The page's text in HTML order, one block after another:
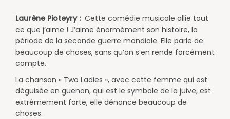
Laurène Pioteyry : Cette comédie musicale allie tout
ce que j’aime ! J’aime énormément son histoire, la
période de la seconde guerre mondiale. Elle parle de
beaucoup de choses, sans qu’on s’en rende forcément
compte.
La chanson « Two Ladies », avec cette femme qui est
déguisée en guenon, qui est le symbole de la juive, est
extrêmement forte, elle dénonce beaucoup de
choses. ​